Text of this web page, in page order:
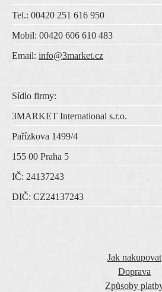
Tel.: 00420 251 616 950
Mobil: 00420 606 610 483
Email: info@3market.cz
Sídlo firmy:
3MARKET International s.r.o.
Pařízkova 1499/4
155 00 Praha 5
IČ: 24137243
DIČ: CZ24137243
Jak nakupovat
Doprava
Způsoby